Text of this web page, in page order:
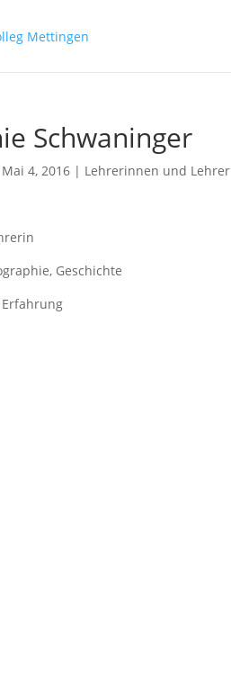
Schwaninger
Mai 4, 2016 | Lehrerinnen und Lehrer
Geschichte